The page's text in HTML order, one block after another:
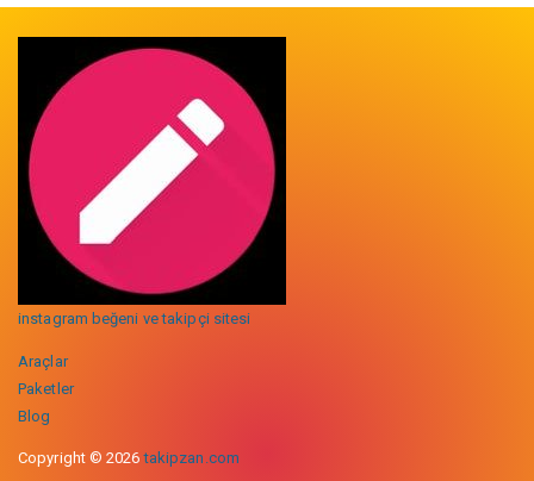
instagram beğeni ve takipçi sitesi
Araçlar
Paketler
Blog
Copyright © 2026takipzan.com